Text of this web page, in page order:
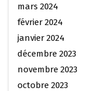
mars 2024
février 2024
janvier 2024
décembre 2023
novembre 2023
octobre 2023